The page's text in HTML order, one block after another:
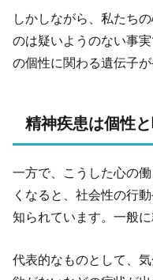
しかしながら、私たち
のは疑いようのない事
の個性に関わる遺伝子が
精神疾患は個性
一方で、こうした心の
くなると、社会性の行
知られています。一般
代表的なものとして、